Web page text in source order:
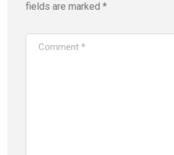
fields are marked *